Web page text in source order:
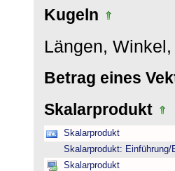
Kugeln
Längen,
Betrag eines
Skalarprodukt
Skalarprodukt
Skalarprodukt: Einführung/
Skalarprodukt